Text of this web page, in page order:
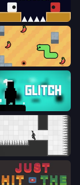
Jumping Clones
SSSPICY!